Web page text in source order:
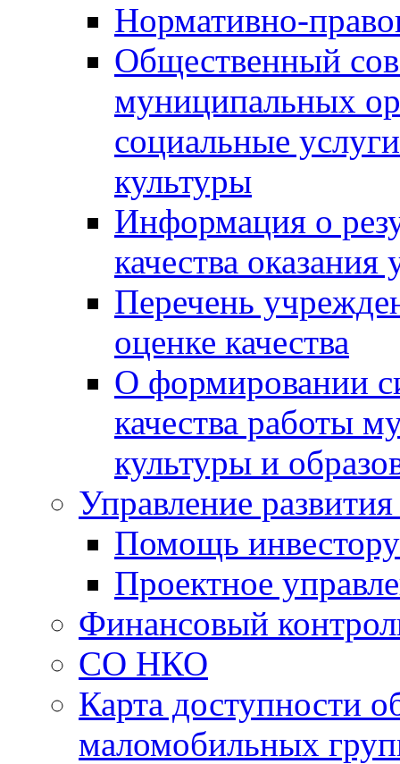
Нормативно-
Общественный
муниципальных
социальные
культуры
Информация о
качества оказания
Перечень
оценке качества
О формировании
качества работы
культуры и
Управление
Помощь инвестору
Проектное
Финансовый
СО НКО
Карта доступности
маломобильных